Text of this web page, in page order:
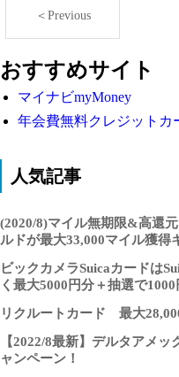
＜Previous
おすすめサイト
マイナビmyMoney
年会費無料クレジットカ
人気記事
(2020/8)マイル無期限&高還
ルドが最大33,000マイル獲得
ビックカメラSuicaカードは
く最大5000円分＋抽選で
リクルートカード 最大
【2022/8最新】デルタアメ
ャンペーン！